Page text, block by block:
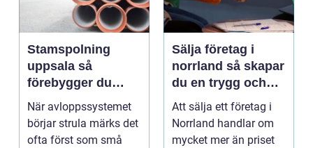
Stamspolning
uppsala så
förebygger du
stopp och
vattenskador i
fastigheten
När avloppssystemet
börjar strula märks det
ofta först som små
Sälja företag i
norrland så skapar
du en trygg och
lönsam affär
Att sälja ett företag i
Norrland handlar om
mycket mer än priset